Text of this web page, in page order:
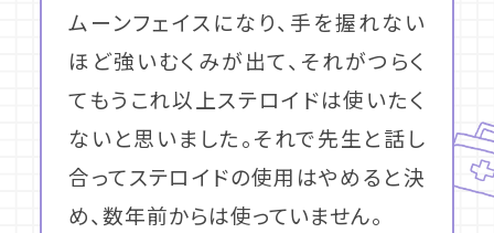
ムーンフェイスになり、手を握れない
ほど強いむくみが出て、それがつらく
てもうこれ以上ステロイドは使いたく
ないと思いました。それで先生と話し
合ってステロイドの使用はやめると決
め、数年前からは使っていません。